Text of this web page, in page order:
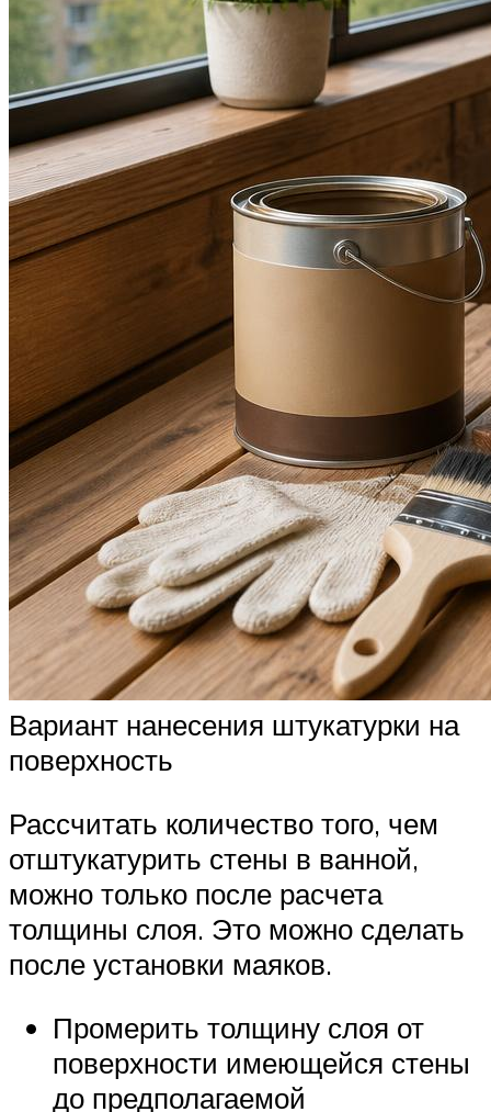
Вариант нанесения штукатурки на
поверхность
Рассчитать количество того, чем
отштукатурить стены в ванной,
можно только после расчета
толщины слоя. Это можно сделать
после установки маяков.
Промерить толщину слоя от
поверхности имеющейся стены
до предполагаемой